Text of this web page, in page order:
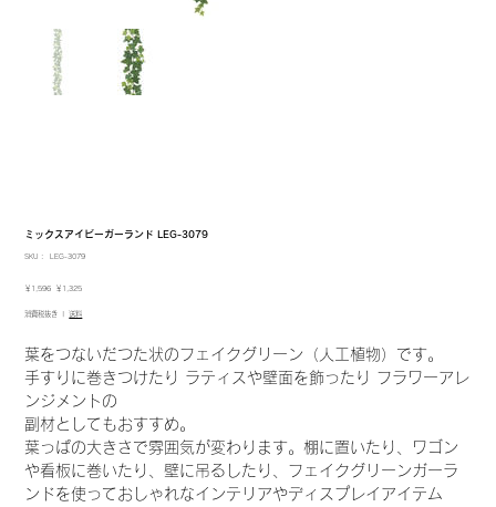
ミックスアイビーガーランド LEG-3079
SKU：
SKU：
LEG-3079
元
価
￥1,596
セ
ル
格
￥1,325
消費税抜き | 送料
葉をつないだつた状のフェイクグリーン（人工植物）です。
手すりに巻きつけたり ラティスや壁面を飾ったり フラワーアレ
ンジメントの
副材としてもおすすめ。
葉っぱの大きさで雰囲気が変わります。棚に置いたり、ワゴン
や看板に巻いたり、壁に吊るしたり、フェイクグリーンガーラ
ンドを使っておしゃれなインテリアやディスプレイアイテム